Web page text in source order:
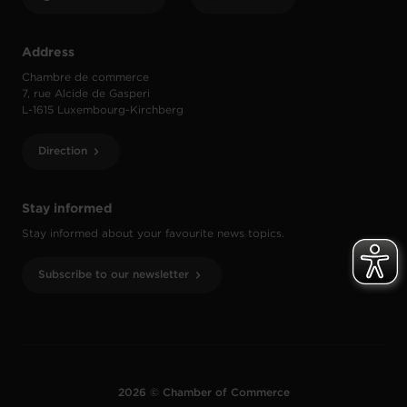
Stay informed
Stay informed about your favourite news topics.
Subscribe to our newsletter
Address
Chambre de commerce
7, rue Alcide de Gasperi
L-1615 Luxembourg-Kirchberg
Direction
2026 © Chamber of Commerce